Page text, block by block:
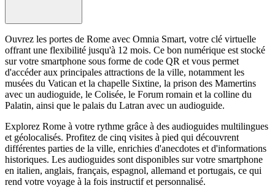
Ouvrez les portes de Rome avec Omnia Smart, votre clé virtuelle
offrant une flexibilité jusqu'à 12 mois. Ce bon numérique est stocké
sur votre smartphone sous forme de code QR et vous permet
d'accéder aux principales attractions de la ville, notamment les
musées du Vatican et la chapelle Sixtine, la prison des Mamertins
avec un audioguide, le Colisée, le Forum romain et la colline du
Palatin, ainsi que le palais du Latran avec un audioguide.
Explorez Rome à votre rythme grâce à des audioguides multilingues
et géolocalisés. Profitez de cinq visites à pied qui découvrent
différentes parties de la ville, enrichies d'anecdotes et d'informations
historiques. Les audioguides sont disponibles sur votre smartphone
en italien, anglais, français, espagnol, allemand et portugais, ce qui
rend votre voyage à la fois instructif et personnalisé.